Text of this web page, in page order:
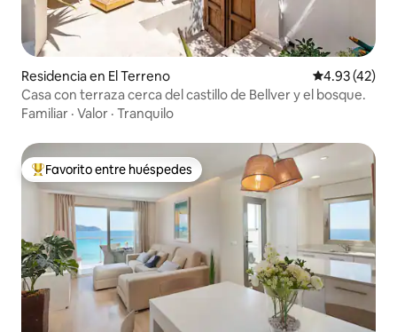
Residencia en El Terreno Calificación
4.93 (42)
Casa con terraza cerca del castillo de Bellver y el bosque.
Familiar · Valor · Tranquilo
De los mejores en Favorito entre huéspedes
Favorito entre huéspedes